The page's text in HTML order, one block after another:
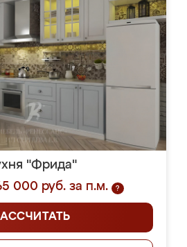
"Фрида"
000 руб. за п.м.
?